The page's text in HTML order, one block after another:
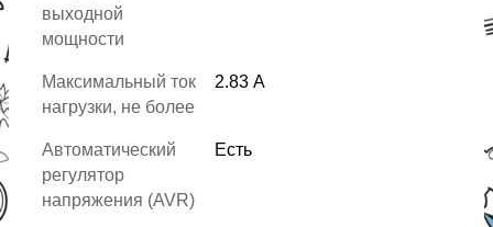
выходной
мощности
Максимальный ток
нагрузки, не более
2.83 А
Автоматический
регулятор
напряжения (AVR)
Есть